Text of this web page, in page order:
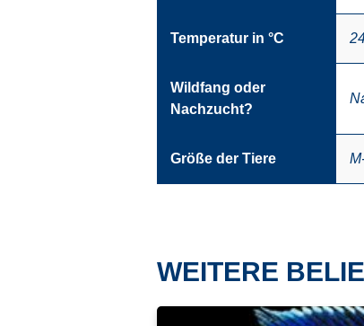
Temperatur in °C
Wildfang oder
Nachzucht?
Größe der Tiere
WEITERE